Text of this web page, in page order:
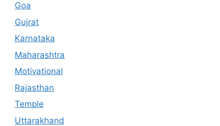
Goa
Gujrat
Karnataka
Maharashtra
Motivational
Rajasthan
Temple
Uttarakhand